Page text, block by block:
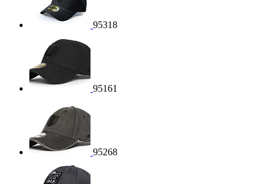
95318
95161
95268